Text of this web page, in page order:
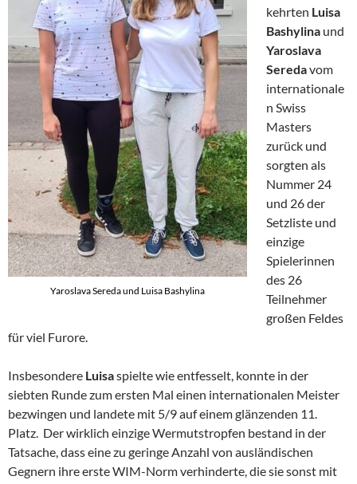
Yaroslava Sereda und Luisa Bashylina
kehrten Luisa
Bashylina und
Yaroslava
Seredavom
internationale
n Swiss
Masters
zurück und
sorgten als
Nummer 24
und 26 der
Setzliste und
einzige
Spielerinnen
des 26
Teilnehmer
großen Feldes
für viel Furore.
Insbesondere Luisaspielte wie entfesselt, konnte in der
siebten Runde zum ersten Mal einen internationalen Meister
bezwingen und landete mit 5/9 auf einem glänzenden 11.
Platz. Der wirklich einzige Wermutstropfen bestand in der
Tatsache, dass eine zu geringe Anzahl von ausländischen
Gegnern ihre erste WIM-Norm verhinderte, die sie sonst mit